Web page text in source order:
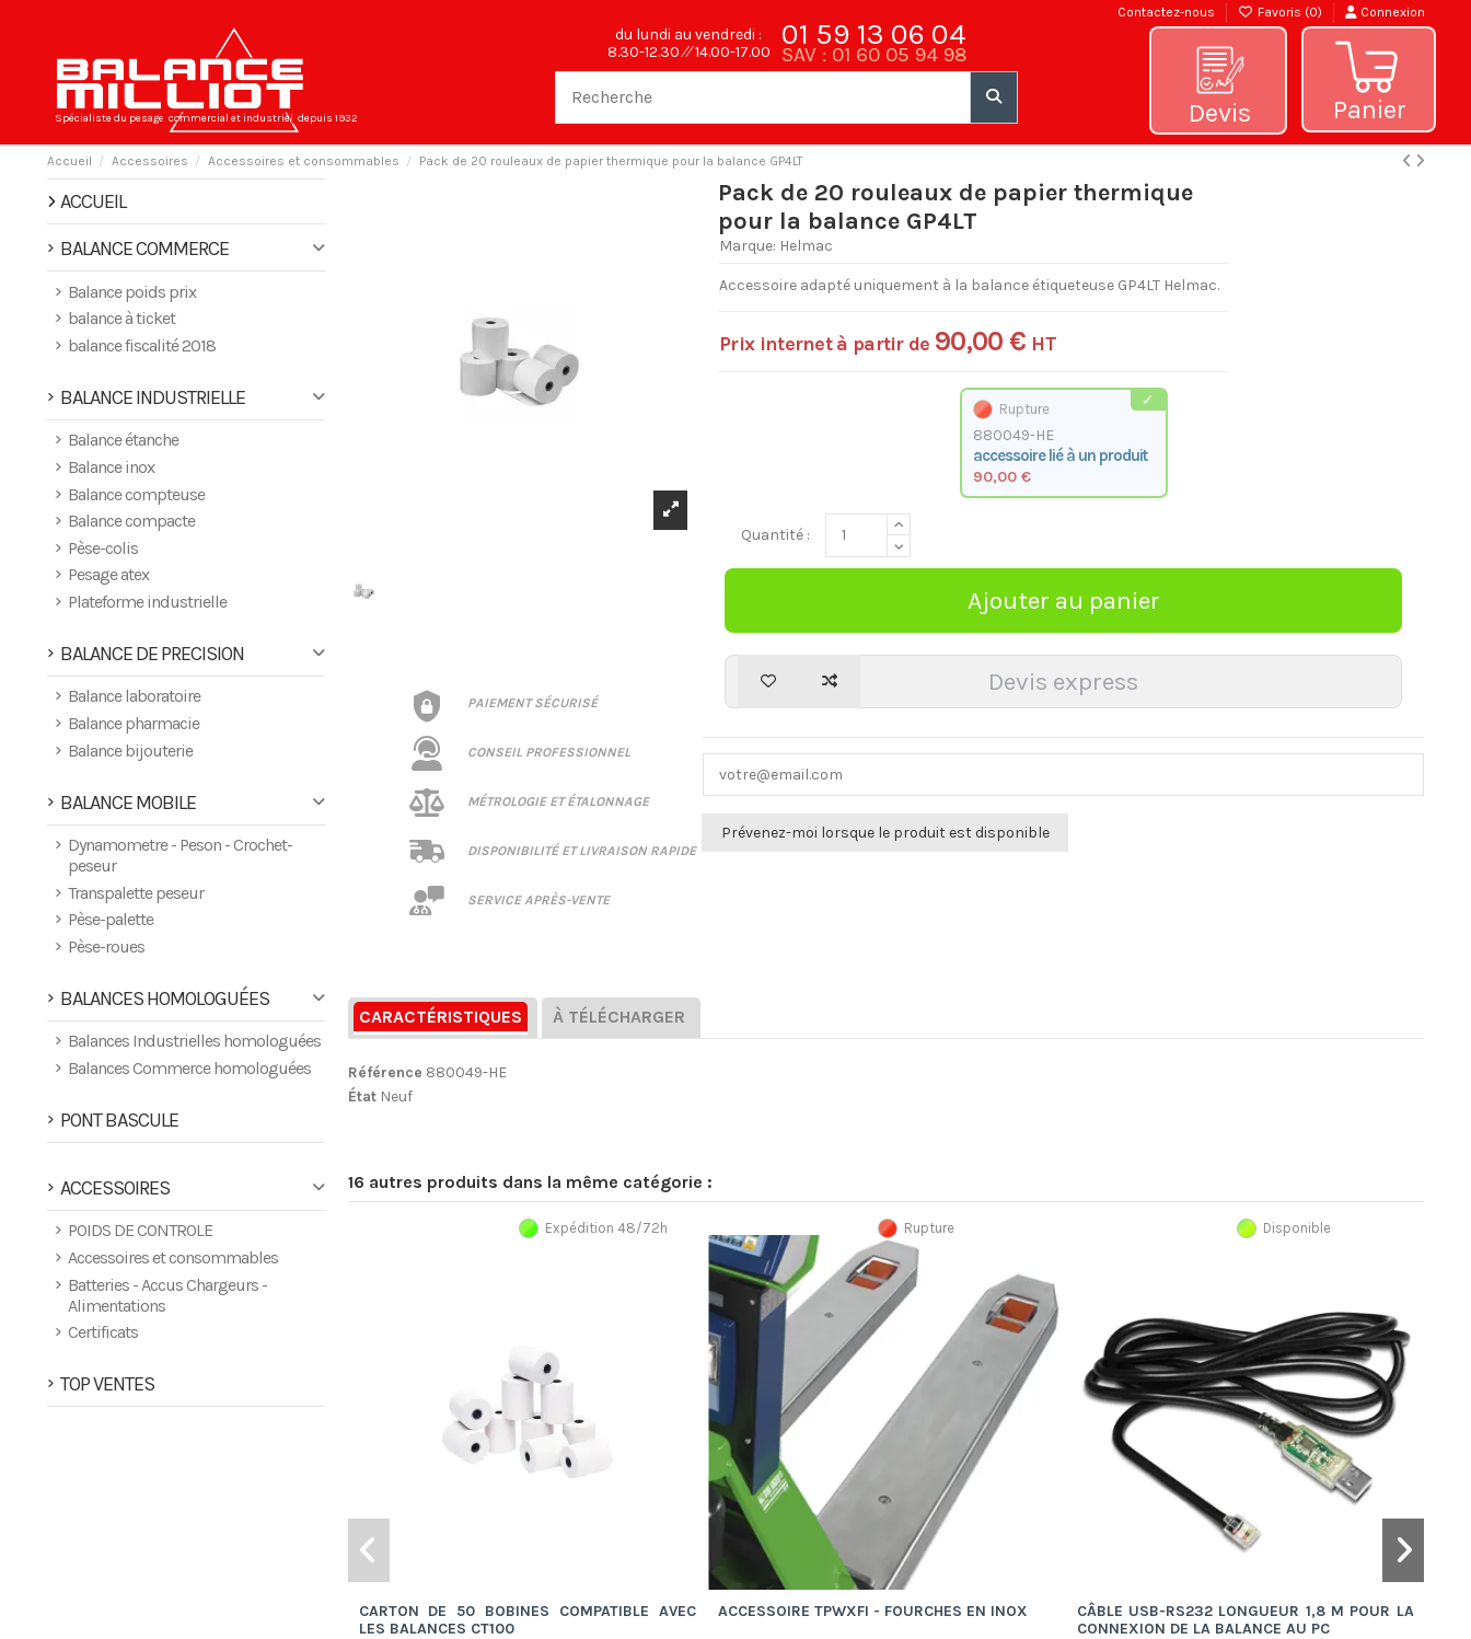
Contactez-nous Favoris (0) Connexion
Spécialiste du pesage commercial et industriel depuis 1932
01 59 13 06 04
SAV : 01 60 05 94 98
du lundi au vendredi :
8.30-12.30 ⁄⁄ 14.00-17.00
Devis Panier
Accueil Accessoires Accessoires et consommables Pack de 20 rouleaux de papier thermique pour la balance GP4LT
PAIEMENT SÉCURISÉ
CONSEIL PROFESSIONNEL
MÉTROLOGIE ET ÉTALONNAGE
DISPONIBILITÉ ET LIVRAISON RAPIDE
SERVICE APRÈS-VENTE
Pack de 20 rouleaux de papier thermique
pour la balance GP4LT
Marque: Helmac
Accessoire adapté uniquement à la balance étiqueteuse GP4LT Helmac.
Prix internet à partir de 90,00 € HT
880049-HE
accessoire lié à un produit
90,00 €
Rupture
Quantité :
CARACTÉRISTIQUES À TÉLÉCHARGER
Référence 880049-HE
État Neuf
16 autres produits dans la même catégorie :
CARTON DE 50 BOBINES COMPATIBLE AVEC
LES BALANCES CT100
Expédition 48/72h
ACCESSOIRE TPWXFI - FOURCHES EN INOX
Rupture
CÂBLE USB-RS232 LONGUEUR 1,8 M POUR LA
CONNEXION DE LA BALANCE AU PC
Disponible
ACCUEIL
BALANCE COMMERCE
Balance poids prix
balance à ticket
balance fiscalité 2018
BALANCE INDUSTRIELLE
Balance étanche
Balance inox
Balance compteuse
Balance compacte
Pèse-colis
Pesage atex
Plateforme industrielle
BALANCE DE PRECISION
Balance laboratoire
Balance pharmacie
Balance bijouterie
BALANCE MOBILE
Dynamometre - Peson - Crochet-
peseur
Transpalette peseur
Pèse-palette
Pèse-roues
BALANCES HOMOLOGUÉES
Balances Industrielles homologuées
Balances Commerce homologuées
PONT BASCULE
ACCESSOIRES
POIDS DE CONTROLE
Accessoires et consommables
Batteries - Accus Chargeurs -
Alimentations
Certificats
TOP VENTES